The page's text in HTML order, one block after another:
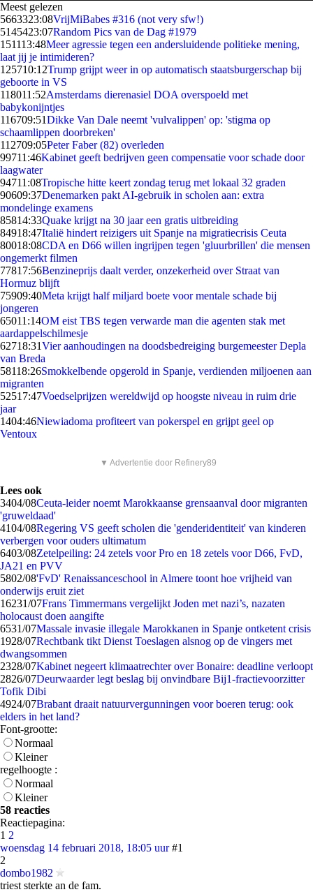
Meest gelezen
5663323:08VrijMiBabes #316 (not very sfw!)
5145423:07Random Pics van de Dag #1979
151113:48Meer agressie tegen een andersluidende politieke mening,
laat jij je intimideren?
125710:12Trump grijpt weer in op automatisch staatsburgerschap bij
geboorte in VS
118011:52Amsterdams dierenasiel DOA overspoeld met
babykonijntjes
116709:51Dikke Van Dale neemt 'vulvalippen' op: 'stigma op
schaamlippen doorbreken'
112709:05Peter Faber (82) overleden
99711:46Kabinet geeft bedrijven geen compensatie voor schade door
laagwater
94711:08Tropische hitte keert zondag terug met lokaal 32 graden
90609:37Denemarken pakt AI-gebruik in scholen aan: extra
mondelinge examens
85814:33Quake krijgt na 30 jaar een gratis uitbreiding
84918:47Italië hindert reizigers uit Spanje na migratiecrisis Ceuta
80018:08CDA en D66 willen ingrijpen tegen 'gluurbrillen' die mensen
ongemerkt filmen
77817:56Benzineprijs daalt verder, onzekerheid over Straat van
Hormuz blijft
75909:40Meta krijgt half miljard boete voor mentale schade bij
jongeren
65011:14OM eist TBS tegen verwarde man die agenten stak met
aardappelschilmesje
62718:31Vier aanhoudingen na doodsbedreiging burgemeester Depla
van Breda
58118:26Smokkelbende opgerold in Spanje, verdienden miljoenen aan
migranten
52517:47Voedselprijzen wereldwijd op hoogste niveau in ruim drie
jaar
1404:46Niewiadoma profiteert van pokerspel en grijpt geel op
Ventoux
▼ Advertentie door Refinery89
Lees ook
3404/08Ceuta-leider noemt Marokkaanse grensaanval door migranten
'gruweldaad'
4104/08Regering VS geeft scholen die 'genderidentiteit' van kinderen
verbergen voor ouders ultimatum
6403/08Zetelpeiling: 24 zetels voor Pro en 18 zetels voor D66, FvD,
JA21 en PVV
5802/08'FvD' Renaissanceschool in Almere toont hoe vrijheid van
onderwijs eruit ziet
16231/07Frans Timmermans vergelijkt Joden met nazi’s, nazaten
holocaust doen aangifte
6531/07Massale invasie illegale Marokkanen in Spanje ontketent crisis
1928/07Rechtbank tikt Dienst Toeslagen alsnog op de vingers met
dwangsommen
2328/07Kabinet negeert klimaatrechter over Bonaire: deadline verloopt
2826/07Deurwaarder legt beslag bij onvindbare Bij1-fractievoorzitter
Tofik Dibi
4924/07Brabant draait natuurvergunningen voor boeren terug: ook
elders in het land?
Font-grootte:
Normaal
Kleiner
regelhoogte :
Normaal
Kleiner
58 reacties
Reactiepagina:
1 2
woensdag 14 februari 2018, 18:05 uur #1
2
dombo1982
triest sterkte an de fam.